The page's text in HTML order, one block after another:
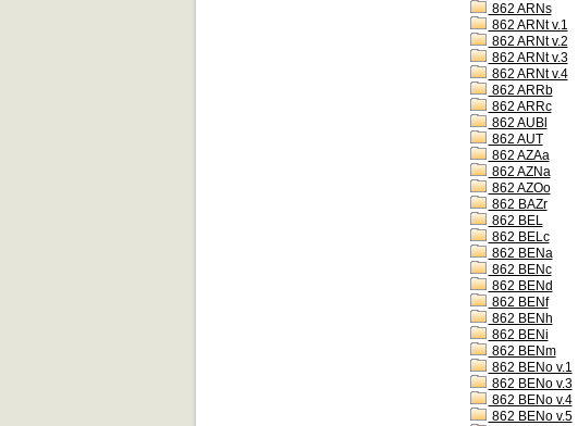
862 ARNs
862 ARNt v.1
862 ARNt v.2
862 ARNt v.3
862 ARNt v.4
862 ARRb
862 ARRc
862 AUBl
862 AUT
862 AZAa
862 AZNa
862 AZOo
862 BAZr
862 BEL
862 BELc
862 BENa
862 BENc
862 BENd
862 BENf
862 BENh
862 BENi
862 BENm
862 BENo v.1
862 BENo v.3
862 BENo v.4
862 BENo v.5